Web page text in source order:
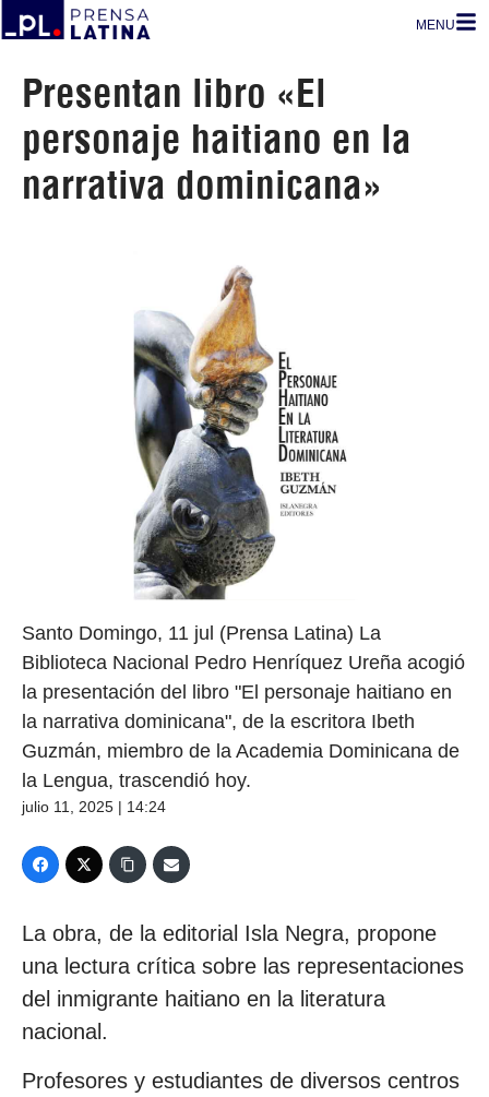
MENU
Presentan libro «El
personaje haitiano en la
narrativa dominicana»
Santo Domingo, 11 jul (Prensa Latina) La
Biblioteca Nacional Pedro Henríquez Ureña acogió
la presentación del libro "El personaje haitiano en
la narrativa dominicana", de la escritora Ibeth
Guzmán, miembro de la Academia Dominicana de
la Lengua, trascendió hoy.
julio 11, 2025 | 14:24
La obra, de la editorial Isla Negra, propone
una lectura crítica sobre las representaciones
del inmigrante haitiano en la literatura
nacional.
Profesores y estudiantes de diversos centros